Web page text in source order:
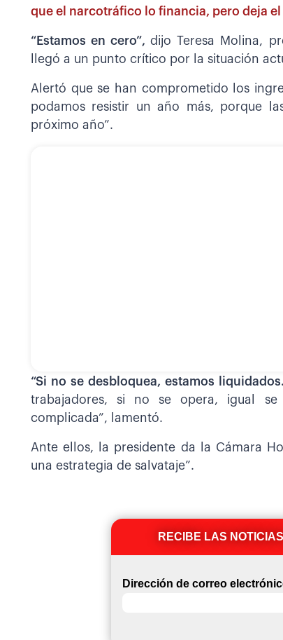
que el narcotráfico lo financia, pero deja el
“Estamos en cero”,dijo Teresa Molina,
llegó a un punto crítico por la situación
Alertó que se han comprometido los
podamos resistir un año más, porque
próximo año”.
“Si no se desbloquea, estamos liquidados.
trabajadores, si no se opera, igual
complicada”, lamentó.
Ante ellos, la presidente da la Cámara
una estrategia de salvataje”.
RECIBE LAS
Dirección de correo